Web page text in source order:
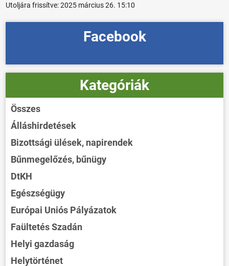
Utoljára frissítve:2025 március 26. 15:10
Facebook
Kategóriák
Összes
Álláshirdetések
Bizottsági ülések, napirendek
Bűnmegelőzés, bűnügy
DtKH
Egészségügy
Európai Uniós Pályázatok
Faültetés Szadán
Helyi gazdaság
Helytörténet